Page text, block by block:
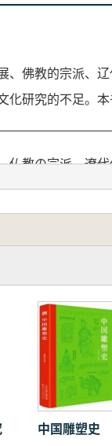
、佛教的宗派、
化研究的不足。
教の宗派、遼代
で、これまでの
名刹および遼代
中国雕塑史